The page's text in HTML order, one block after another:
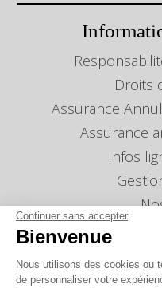
Continuer sans accepter
Bienvenue
Nous utilisons des cookies ou
de personnaliser votre
Droits
Assurance
Assurance
Infos
Nous
Info